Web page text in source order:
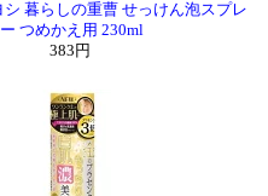
暮らしの重曹 せっけん泡スプレ
ー つめかえ用 230ml
383円